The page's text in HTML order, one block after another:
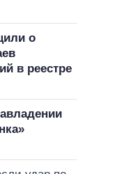
о
в реестре